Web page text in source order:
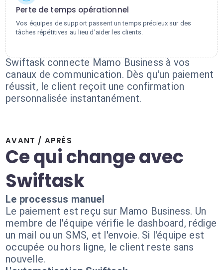
Perte de temps opérationnel
Vos équipes de support passent un temps précieux sur des
tâches répétitives au lieu d'aider les clients.
Swiftask connecte Mamo Business à vos
canaux de communication. Dès qu'un paiement
réussit, le client reçoit une confirmation
personnalisée instantanément.
AVANT / APRÈS
Ce qui change avec
Swiftask
Le processus manuel
Le paiement est reçu sur Mamo Business. Un
membre de l'équipe vérifie le dashboard, rédige
un mail ou un SMS, et l'envoie. Si l'équipe est
occupée ou hors ligne, le client reste sans
nouvelle.